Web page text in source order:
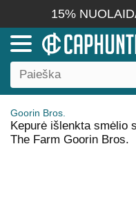
15%
Goorin Bros.
Kepurė išlenkta smėlio
The Farm Goorin Bros.